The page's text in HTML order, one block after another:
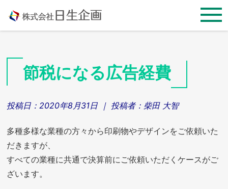
content
節税になる広告経費
投稿日： 2020年8月31日 ｜ 投稿者： 柴田 大智
多種多様な業種の方々から印刷物やデザインをご依頼いた
だきますが、
すべての業種に共通で決算前にご依頼いただくケースがご
ざいます。